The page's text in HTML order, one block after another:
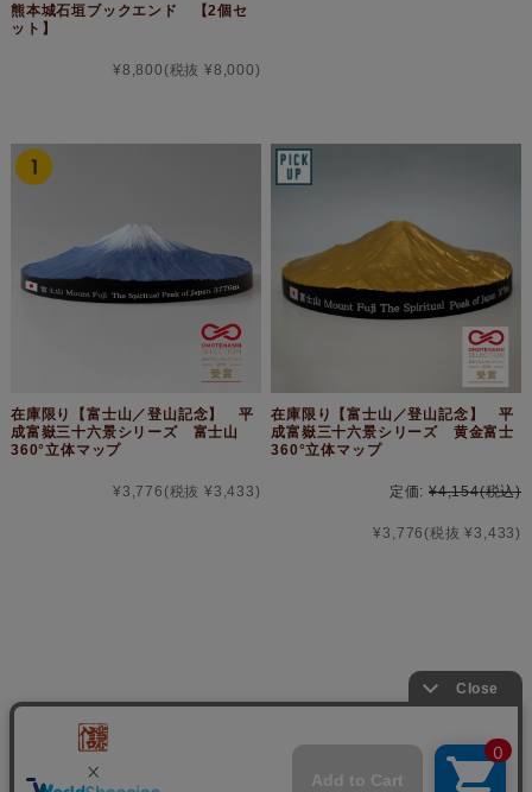
熊本城石垣ブックエンド 【2個セ
ット】
¥8,800 (税抜 ¥8,000)
在庫限り【富士山／登山記念】 平
成富嶽三十六景シリーズ 富士山
360°立体マップ
¥3,776 (税抜 ¥3,433)
在庫限り【富士山／登山記念】 平
成富嶽三十六景シリーズ 黄金富士
360°立体マップ
定価: ¥4,154(税込)
¥3,776 (税抜 ¥3,433)